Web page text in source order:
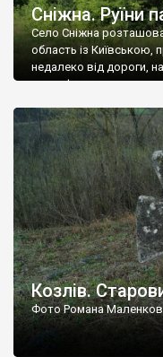
Сніжна. Руїни
Село Сніжна
область із Київською,
недалеко від дороги,
рельєфне пано, яке
не видно, але видно дві
Козлів.
Фото Романа